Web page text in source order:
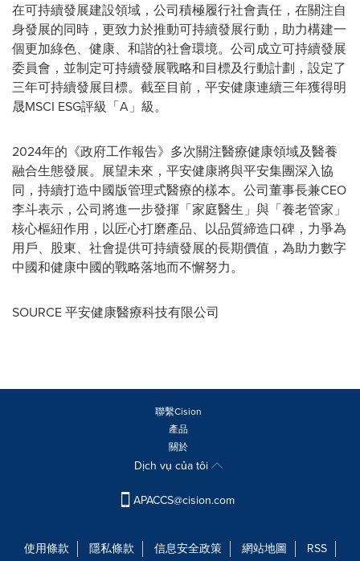
在可持續發展建設領域，公司積極履行社會責任，在關注自
身發展的同時，更致力於推動可持續發展行動，助力構建一
個更加綠色、健康、和諧的社會環境。公司成立可持續發展
委員會，並制定可持續發展戰略和目標及行動計劃，設定了
三年可持續發展目標。截至目前，平安健康連續三年獲得明
晟MSCI ESG評級「A」級。
2024年的《政府工作報告》多次關注醫療健康領域及醫養
融合生態發展。展望未來，平安健康將與平安集團深入協
同，持續打造中國版管理式醫療的樣本。公司董事長兼CEO
李斗表示，公司將進一步發揮「家庭醫生」與「養老管家」
核心樞紐作用，以匠心打磨產品、以品質締造口碑，力爭為
用戶、股東、社會提供可持續發展的長期價值，為助力數字
中國和健康中國的戰略落地而不懈努力。
SOURCE 平安健康醫療科技有限公司
聯繫Cision
產品
關於
Dịch vụ của tôi
APACCS@cision.com
使用條款 隱私條款 信息安全政策 網站地圖
RSS